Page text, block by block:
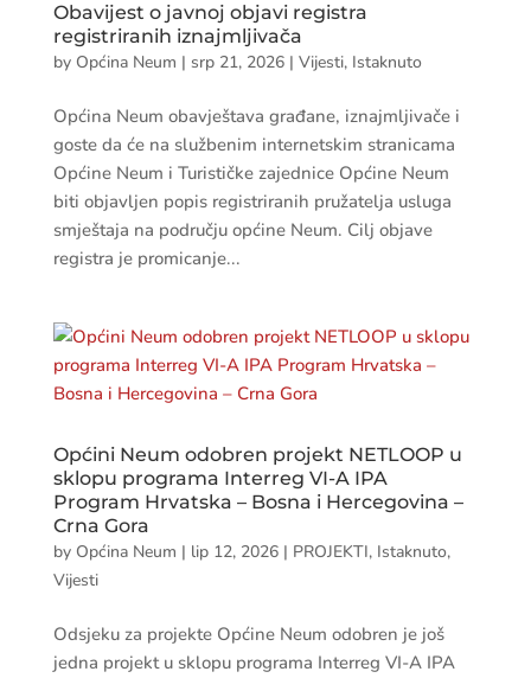
Obavijest o javnoj objavi registra
registriranih iznajmljivača
by Općina Neum | srp 21, 2026| Vijesti, Istaknuto
Općina Neum obavještava građane, iznajmljivače i
goste da će na službenim internetskim stranicama
Općine Neum i Turističke zajednice Općine Neum
biti objavljen popis registriranih pružatelja usluga
smještaja na području općine Neum. Cilj objave
registra je promicanje...
Općini Neum odobren projekt NETLOOP u
sklopu programa Interreg VI-A IPA
Program Hrvatska – Bosna i Hercegovina –
Crna Gora
by Općina Neum | lip 12, 2026| PROJEKTI, Istaknuto,
Vijesti
Odsjeku za projekte Općine Neum odobren je još
jedna projekt u sklopu programa Interreg VI-A IPA